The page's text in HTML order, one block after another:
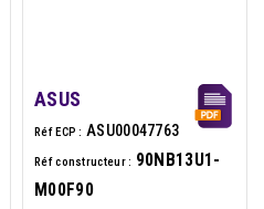
ASUS
Réf ECP : ASU00047763
Réf constructeur : 90NB13U1-
M00F90